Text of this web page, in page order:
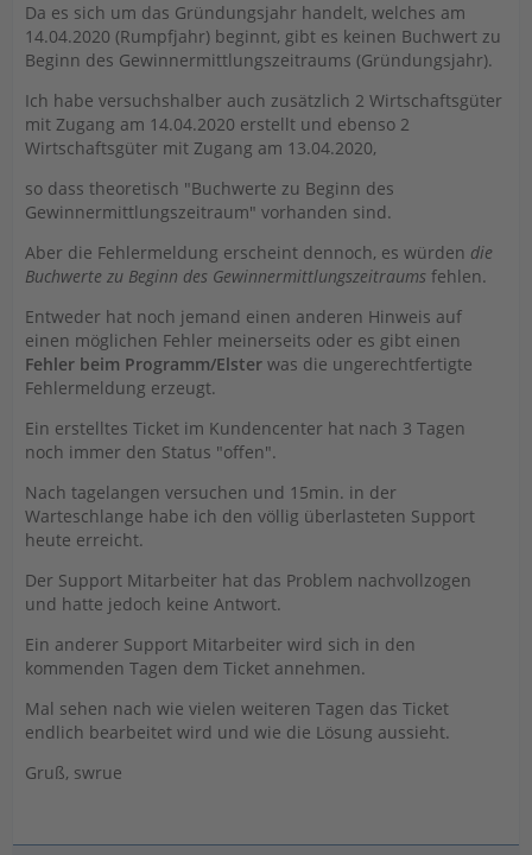
Da es sich um das Gründungsjahr handelt, welches am
14.04.2020 (Rumpfjahr) beginnt, gibt es keinen Buchwert zu
Beginn des Gewinnermittlungszeitraums (Gründungsjahr).
Ich habe versuchshalber auch zusätzlich 2 Wirtschaftsgüter
mit Zugang am 14.04.2020 erstellt und ebenso 2
Wirtschaftsgüter mit Zugang am 13.04.2020,
so dass theoretisch "Buchwerte zu Beginn des
Gewinnermittlungszeitraum" vorhanden sind.
Aber die Fehlermeldung erscheint dennoch, es würden die
Buchwerte zu Beginn des Gewinnermittlungszeitraums fehlen.
Entweder hat noch jemand einen anderen Hinweis auf
einen möglichen Fehler meinerseits oder es gibt einen
Fehler beim Programm/Elster was die ungerechtfertigte
Fehlermeldung erzeugt.
Ein erstelltes Ticket im Kundencenter hat nach 3 Tagen
noch immer den Status "offen".
Nach tagelangen versuchen und 15min. in der
Warteschlange habe ich den völlig überlasteten Support
heute erreicht.
Der Support Mitarbeiter hat das Problem nachvollzogen
und hatte jedoch keine Antwort.
Ein anderer Support Mitarbeiter wird sich in den
kommenden Tagen dem Ticket annehmen.
Mal sehen nach wie vielen weiteren Tagen das Ticket
endlich bearbeitet wird und wie die Lösung aussieht.
Gruß, swrue